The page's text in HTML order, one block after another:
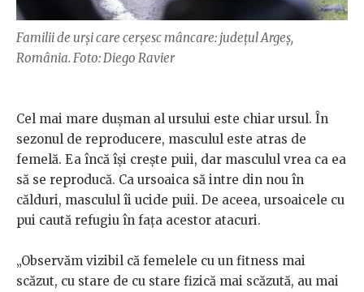
Familii de urși care cerșesc mâncare: județul Argeș,
România. Foto: Diego Ravier
Cel mai mare dușman al ursului este chiar ursul. În
sezonul de reproducere, masculul este atras de
femelă. Ea încă își crește puii, dar masculul vrea ca ea
să se reproducă. Ca ursoaica să intre din nou în
călduri, masculul îi ucide puii. De aceea, ursoaicele cu
pui caută refugiu în fața acestor atacuri.
„Observăm vizibil că femelele cu un fitness mai
scăzut, cu stare de cu stare fizică mai scăzută, au mai